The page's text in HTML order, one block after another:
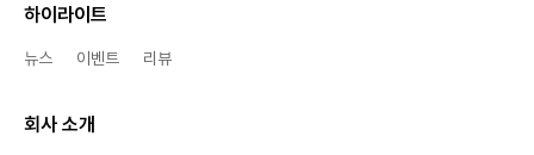
하이라이트
뉴스 이벤트 리뷰
회사 소개